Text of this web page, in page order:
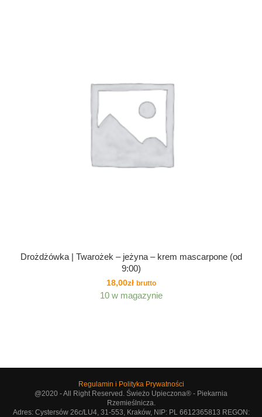
Drożdżówka | Twarożek – jeżyna – krem mascarpone (od
9:00)
18,00zł brutto
10 w magazynie
Regulamin i Polityka Prywatności
@2020 - All Right Reserved. Świeżo Upieczona® - Piekarnia
Rzemieślnicza.
Adres: Cystersów 26c/LU4, 31-553, Kraków, NIP: PL 6612365813 REGON: